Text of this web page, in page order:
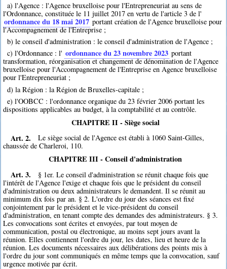
a) l'Agence : l'Agence bruxelloise pour l'Entrepreneuriat au sens de
l'Ordonnance, constituée le 11 juillet 2017 en vertu de l'article 3 de l'
ordonnance du 18 mai 2017 portant création de l'Agence bruxelloise pour
l'Accompagnement de l'Entreprise ;
b) le conseil d'administration : le conseil d'administration de l'Agence ;
c) l'Ordonnance : l' ordonnance du 23 novembre 2023 portant
transformation, réorganisation et changement de dénomination de l'Agence
bruxelloise pour l'Accompagnement de l'Entreprise en Agence bruxelloise
pour l'Entrepreneuriat ;
d) la Région : la Région de Bruxelles-capitale ;
e) l'OOBCC : l'ordonnance organique du 23 février 2006 portant les
dispositions applicables au budget, à la comptabilité et au contrôle.
CHAPITRE II - Siège social
Art. 2.
Le siège social de l'Agence est établi à 1060 Saint-Gilles,
chaussée de Charleroi, 110.
CHAPITRE III - Conseil d'administration
Art. 3.
§ 1er. Le conseil d'administration se réunit chaque fois que
l'intérêt de l'Agence l'exige et chaque fois que le président du conseil
d'administration ou deux administrateurs le demandent. Il se réunit au
minimum dix fois par an. § 2. L'ordre du jour des séances est fixé
conjointement par le président et le vice-président du conseil
d'administration, en tenant compte des demandes des administrateurs. § 3.
Les convocations sont écrites et envoyées, par tout moyen de
communication, postal ou électronique, au moins sept jours avant la
réunion. Elles contiennent l'ordre du jour, les dates, lieu et heure de la
réunion. Les documents nécessaires aux délibérations des points mis à
l'ordre du jour sont communiqués en même temps que la convocation, sauf
urgence motivée par écrit.